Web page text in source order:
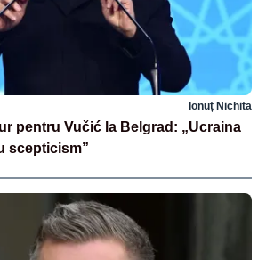
Ionuț Nichita
pentru Vučić la Belgrad: „Ucraina
scepticism”